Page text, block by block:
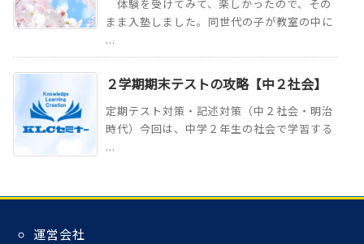
体験を受けてみて、楽しかったので、その
まま入塾しました。同世代の子が教室の中に
...
２学期期末テストの攻略【中２社会】
定期テスト対策・記述対策（中２社会・明治
時代）今回は、中学２年生の社会で学習する
...
運営会社